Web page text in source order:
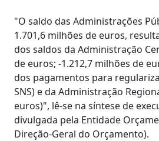
"O saldo das Administrações
1.701,6 milhões de euros,
dos saldos da Administração
de euros; -1.212,7 milhões de
dos pagamentos para
SNS) e da Administração
euros)", lê-se na síntese de
divulgada pela Entidade
Direção-Geral do Orçamento).